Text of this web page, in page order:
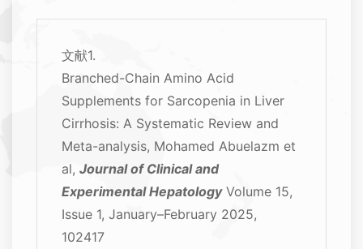
文献1.
Branched-Chain Amino Acid
Supplements for Sarcopenia in Liver
Cirrhosis: A Systematic Review and
Meta-analysis, Mohamed Abuelazm et
al, Journal of Clinical and
Experimental HepatologyVolume 15,
Issue 1, January–February 2025,
102417